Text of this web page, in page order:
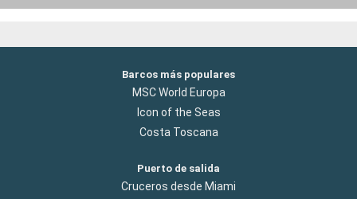
Barcos más populares
MSC World Europa
Icon of the Seas
Costa Toscana
Puerto de salida
Cruceros desde Miami